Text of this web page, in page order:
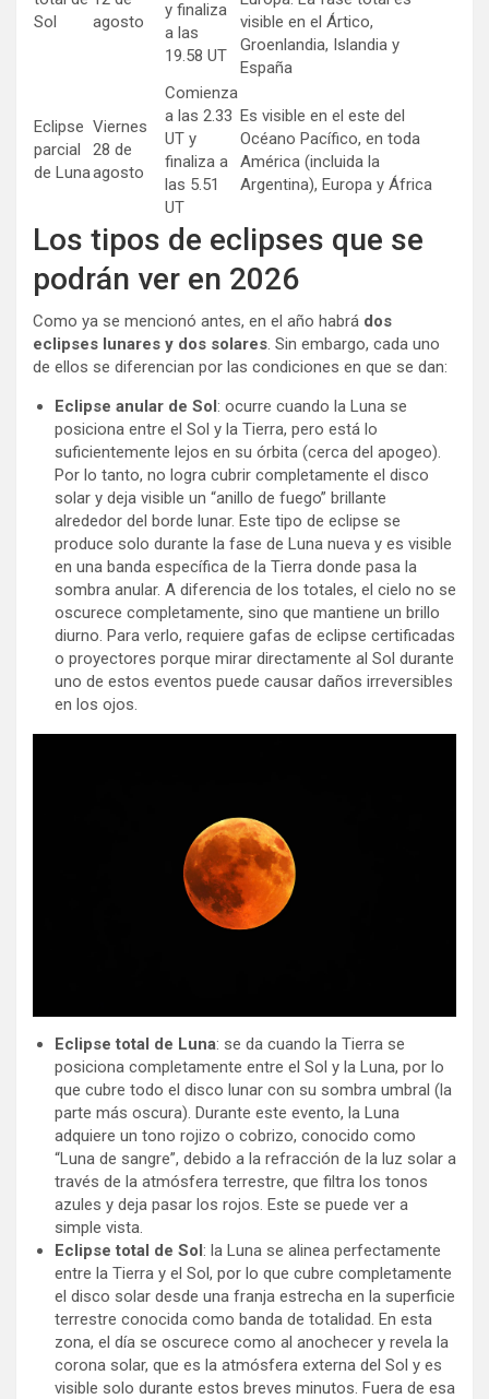
Sol
agosto
y finaliza
a las
19.58 UT
visible en el Ártico,
Groenlandia, Islandia y
España
Eclipse
parcial
de Luna
Viernes
28 de
agosto
Comienza
a las 2.33
UT y
finaliza a
las 5.51
UT
Es visible en el este del
Océano Pacífico, en toda
América (incluida la
Argentina), Europa y África
Los tipos de eclipses que se
podrán ver en 2026
Como ya se mencionó antes, en el año habrá dos
eclipses lunares y dos solares. Sin embargo, cada uno
de ellos se diferencian por las condiciones en que se dan:
Eclipse anular de Sol: ocurre cuando la Luna se
posiciona entre el Sol y la Tierra, pero está lo
suficientemente lejos en su órbita (cerca del apogeo).
Por lo tanto, no logra cubrir completamente el disco
solar y deja visible un “anillo de fuego” brillante
alrededor del borde lunar. Este tipo de eclipse se
produce solo durante la fase de Luna nueva y es visible
en una banda específica de la Tierra donde pasa la
sombra anular. A diferencia de los totales, el cielo no se
oscurece completamente, sino que mantiene un brillo
diurno. Para verlo, requiere gafas de eclipse certificadas
o proyectores porque mirar directamente al Sol durante
uno de estos eventos puede causar daños irreversibles
en los ojos.
Eclipse total de Luna: se da cuando la Tierra se
posiciona completamente entre el Sol y la Luna, por lo
que cubre todo el disco lunar con su sombra umbral (la
parte más oscura). Durante este evento, la Luna
adquiere un tono rojizo o cobrizo, conocido como
“Luna de sangre”, debido a la refracción de la luz solar a
través de la atmósfera terrestre, que filtra los tonos
azules y deja pasar los rojos. Este se puede ver a
simple vista.
Eclipse total de Sol: la Luna se alinea perfectamente
entre la Tierra y el Sol, por lo que cubre completamente
el disco solar desde una franja estrecha en la superficie
terrestre conocida como banda de totalidad. En esta
zona, el día se oscurece como al anochecer y revela la
corona solar, que es la atmósfera externa del Sol y es
visible solo durante estos breves minutos. Fuera de esa